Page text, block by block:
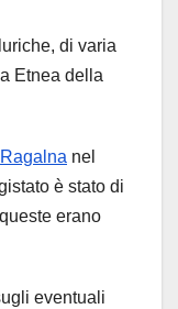
di varia
Etnea della
Ragalna nel
è stato di
erano
eventuali